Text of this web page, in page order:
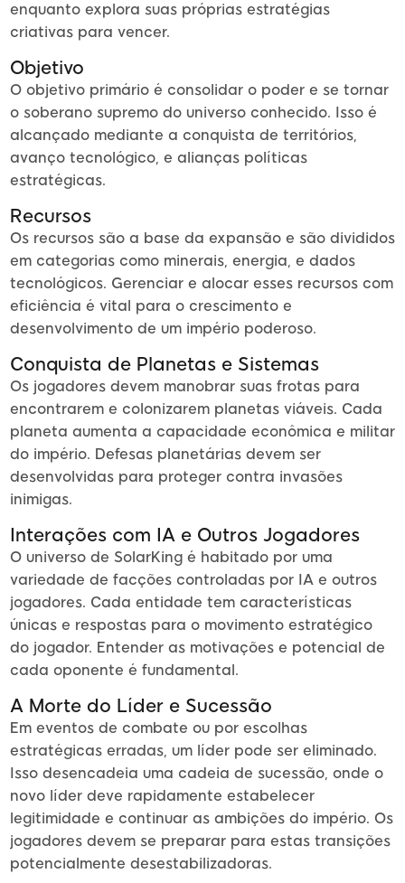
enquanto explora suas próprias estratégias
criativas para vencer.
Objetivo
O objetivo primário é consolidar o poder e se tornar
o soberano supremo do universo conhecido. Isso é
alcançado mediante a conquista de territórios,
avanço tecnológico, e alianças políticas
estratégicas.
Recursos
Os recursos são a base da expansão e são divididos
em categorias como minerais, energia, e dados
tecnológicos. Gerenciar e alocar esses recursos com
eficiência é vital para o crescimento e
desenvolvimento de um império poderoso.
Conquista de Planetas e Sistemas
Os jogadores devem manobrar suas frotas para
encontrarem e colonizarem planetas viáveis. Cada
planeta aumenta a capacidade econômica e militar
do império. Defesas planetárias devem ser
desenvolvidas para proteger contra invasões
inimigas.
Interações com IA e Outros Jogadores
O universo de SolarKing é habitado por uma
variedade de facções controladas por IA e outros
jogadores. Cada entidade tem características
únicas e respostas para o movimento estratégico
do jogador. Entender as motivações e potencial de
cada oponente é fundamental.
A Morte do Líder e Sucessão
Em eventos de combate ou por escolhas
estratégicas erradas, um líder pode ser eliminado.
Isso desencadeia uma cadeia de sucessão, onde o
novo líder deve rapidamente estabelecer
legitimidade e continuar as ambições do império. Os
jogadores devem se preparar para estas transições
potencialmente desestabilizadoras.